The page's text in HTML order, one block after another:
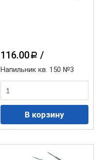
116.00 a /
Напильник кв. 150 №3